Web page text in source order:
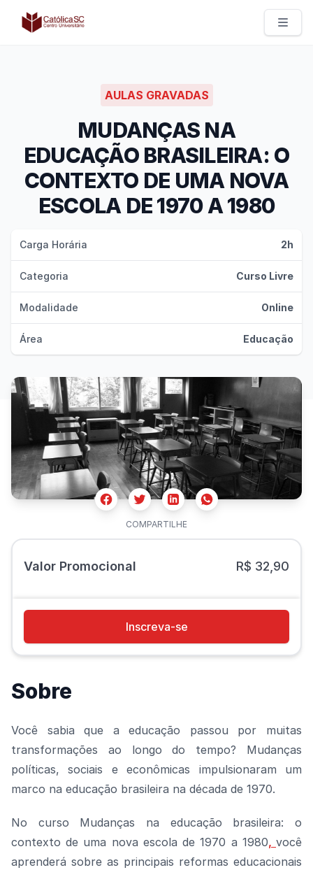
Católica SC | Experts
AULAS GRAVADAS
MUDANÇAS NA
EDUCAÇÃO BRASILEIRA: O
CONTEXTO DE UMA NOVA
ESCOLA DE 1970 A 1980
Carga Horária 2h
Categoria Curso Livre
Modalidade Online
Área Educação
FacebookTwitterLinkedinWhatsapp
COMPARTILHE
Valor Promocional R$ 32,90
Inscreva-se
Sobre
Você sabia que a educação passou por muitas
transformações ao longo do tempo? Mudanças
políticas, sociais e econômicas impulsionaram um
marco na educação brasileira na década de 1970.
No curso Mudanças na educação brasileira: o
contexto de uma nova escola de 1970 a 1980,você
aprenderá sobre as principais reformas educacionais